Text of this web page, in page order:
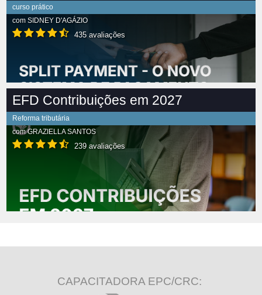
curso prático
com SIDNEY D'AGÁZIO
435 avaliações
EFD Contribuições em 2027
Reforma tributária
comGRAZIELLA SANTOS
239 avaliações
CAPACITADORA EPC/CRC: